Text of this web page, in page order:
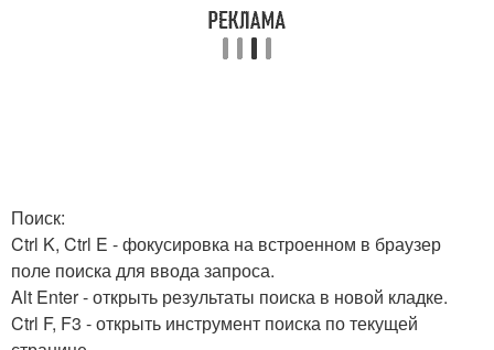
Поиск:
Ctrl K, Ctrl E - фокусировка на встроенном в браузер
поле поиска для ввода запроса.
Alt Enter - открыть результаты поиска в новой кладке.
Ctrl F, F3 - открыть инструмент поиска по текущей